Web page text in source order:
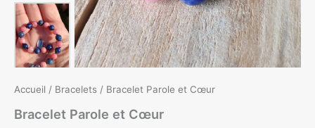
Accueil / Bracelets / Bracelet Parole et Cœur
Bracelet Parole et Cœur